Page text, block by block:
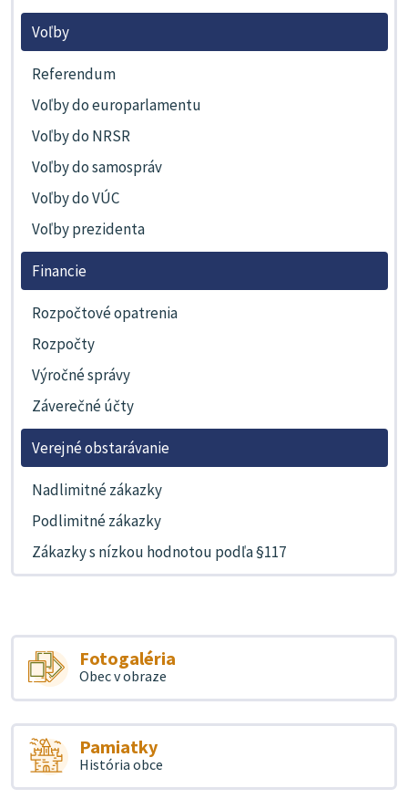
Voľby
Referendum
Voľby do europarlamentu
Voľby do NRSR
Voľby do samospráv
Voľby do VÚC
Voľby prezidenta
Financie
Rozpočtové opatrenia
Rozpočty
Výročné správy
Záverečné účty
Verejné obstarávanie
Nadlimitné zákazky
Podlimitné zákazky
Zákazky s nízkou hodnotou podľa §117
Fotogaléria
Obec v obraze
Pamiatky
História obce